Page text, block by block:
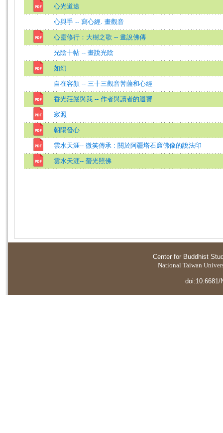
心光道途
心與手 -- 寫心經. 畫觀音
心靈修行：大樹之歌 -- 畫說佛傳
光陰十帖 -- 畫說光陰
如幻
自在容顏 -- 三十三觀音菩薩和心經
香光莊嚴與我 -- 作者與讀者的迴響
寂照
朝陽發心
雲水天涯-- 微笑傳承 : 關於阿疆塔石窟佛像的說法印
雲水天涯-- 螢光照佛
Center for Buddhist
National Taiwan
doi:10.6681/